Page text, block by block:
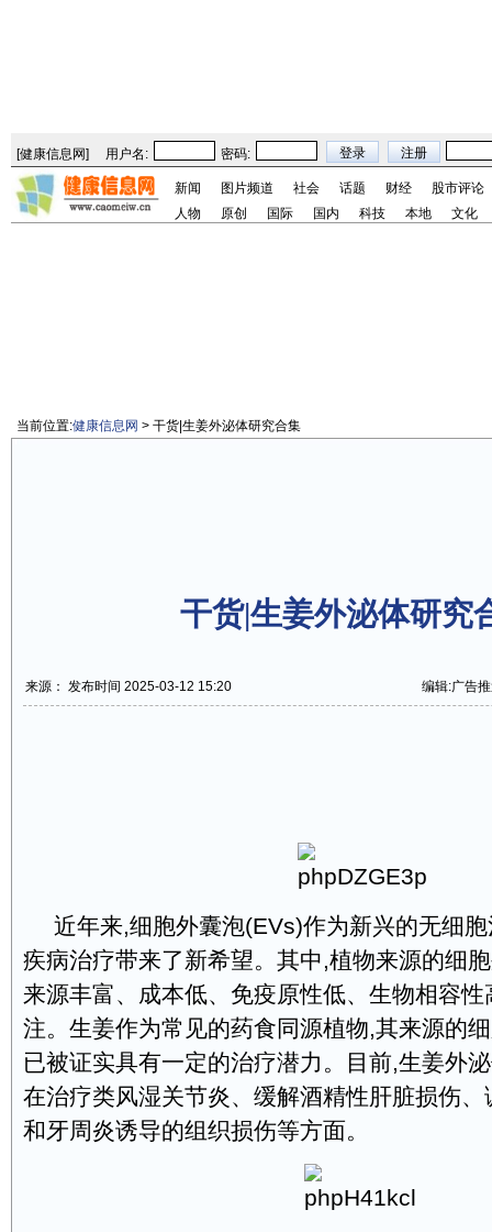
[健康信息网] 用户名: 密码:
新闻 图片频道 社会 话题 财经
股市评论
人物
原创 国际 国内 科技 本地 文化
当前位置:健康信息网 > 干货|生姜外泌体研究合集
干货|生姜外泌体研究
来源： 发布时间 2025-03-12 15:20 编辑:广告
近年来,细胞外囊泡(EVs)作为新兴的无细
疾病治疗带来了新希望。其中,植物来源的细
来源丰富、成本低、免疫原性低、生物相容
注。生姜作为常见的药食同源植物,其来源的
已被证实具有一定的治疗潜力。目前,生姜外
在治疗类风湿关节炎、缓解酒精性肝脏损伤
和牙周炎诱导的组织损伤等方面。